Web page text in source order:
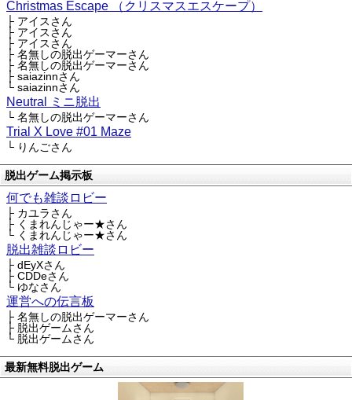
Christmas Escape （クリスマスエスケープ）
├ アイスさん
├ アイスさん
├ アイスさん
├ 名無しの脱出ゲーマーさん
├ 名無しの脱出ゲーマーさん
├ saiazinnさん
└ saiazinnさん
Neutral ミニ脱出
└ 名無しの脱出ゲーマーさん
Trial X Love #01 Maze
└ りんごさん
脱出ゲーム掲示板
何でも雑談ロビー
├ カユラさん
├ くまれんじゃー★さん
└ くまれんじゃー★さん
脱出雑談ロビー
├ dEyXさん
├ CDDeさん
└ ゆなさん
運営への伝言板
├ 名無しの脱出ゲーマーさん
├ 脱出ゲームさん
└ 脱出ゲームさん
最新無料脱出ゲーム